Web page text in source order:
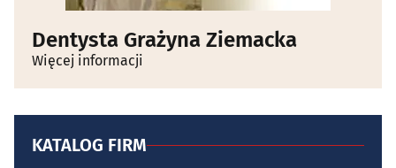
Dentysta Grażyna Ziemacka
Więcej informacji
KATALOG FIRM